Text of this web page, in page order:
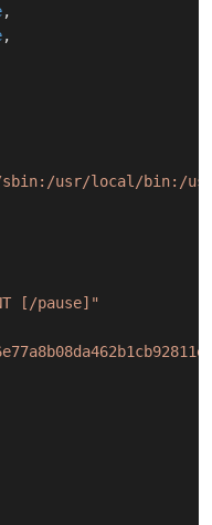
,
,
sbin:/usr/local/bin:/
[/pause]"